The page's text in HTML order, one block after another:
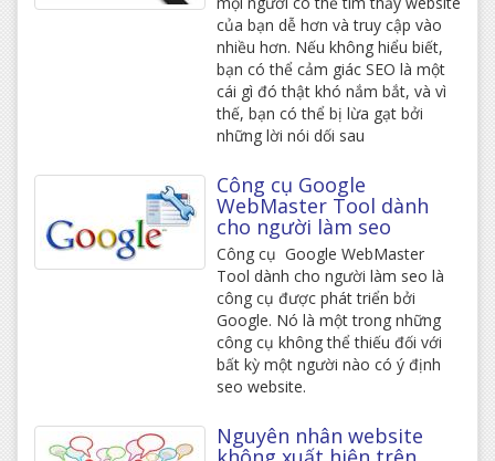
của bạn dễ hơn và truy cập vào
nhiều hơn. Nếu không hiểu biết,
bạn có thể cảm giác SEO là một
cái gì đó thật khó nắm bắt, và vì
thế, bạn có thể bị lừa gạt bởi
những lời nói dối sau
Công cụ Google
WebMaster Tool dành
cho người làm seo
Công cụ Google WebMaster
Tool dành cho người làm seo là
công cụ được phát triển bởi
Google. Nó là một trong những
công cụ không thể thiếu đối với
bất kỳ một người nào có ý định
seo website.
Nguyên nhân website